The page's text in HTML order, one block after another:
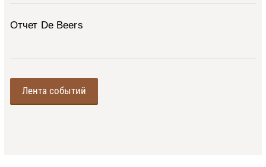
Отчет De Beers
Лента событий